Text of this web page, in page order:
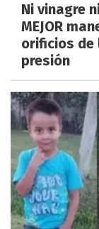
Ni vinagre
MEJOR
orificios de
presión